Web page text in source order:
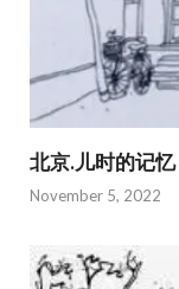
北京.儿时的记
November 5, 2022